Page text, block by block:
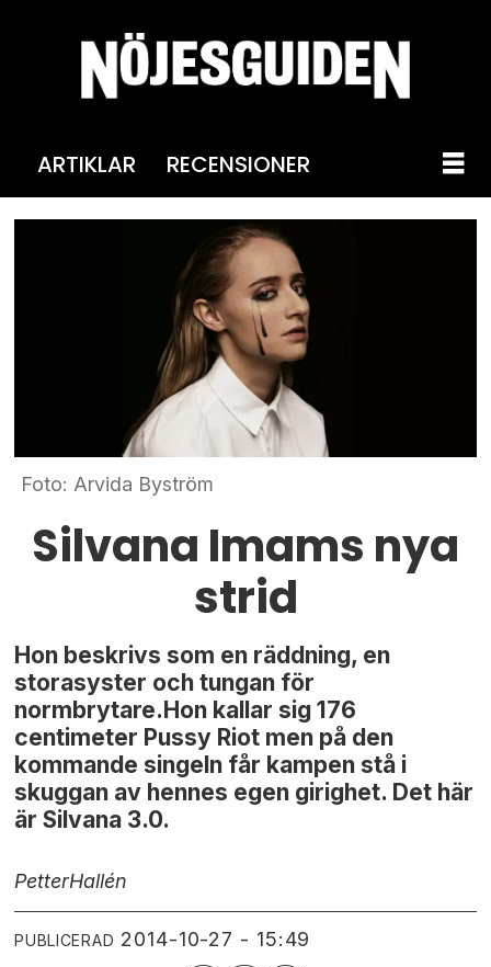
ARTIKLAR RECENSIONER
Foto: Arvida Byström
Silvana Imams nya
strid
Hon beskrivs som en räddning, en
storasyster och tungan för
normbrytare.Hon kallar sig 176
centimeter Pussy Riot men på den
kommande singeln får kampen stå i
skuggan av hennes egen girighet. Det här
är Silvana 3.0.
PetterHallén
PUBLICERAD 2014-10-27 - 15:49